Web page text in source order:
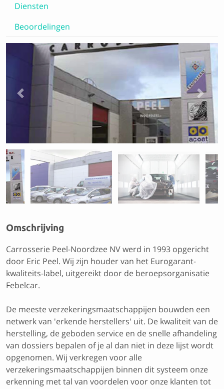
Diensten
Beoordelingen
Previous Next
Omschrijving
Carrosserie Peel-Noordzee NV werd in 1993 opgericht
door Eric Peel. Wij zijn houder van het Eurogarant-
kwaliteits-label, uitgereikt door de beroepsorganisatie
Febelcar.
De meeste verzekeringsmaatschappijen bouwden een
netwerk van 'erkende herstellers' uit. De kwaliteit van de
herstelling, de geboden service en de snelle afhandeling
van dossiers bepalen of je al dan niet in deze lijst wordt
opgenomen. Wij verkregen voor alle
verzekeringsmaatschappijen binnen dit systeem onze
erkenning met tal van voordelen voor onze klanten tot